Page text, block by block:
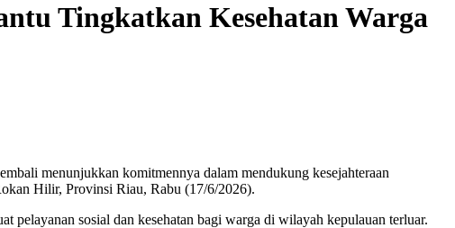
Tingkatkan Kesehatan Warga
menunjukkan komitmennya dalam mendukung kesejahteraan
Hilir, Provinsi Riau, Rabu (17/6/2026).
pelayanan sosial dan kesehatan bagi warga di wilayah kepulauan terluar.